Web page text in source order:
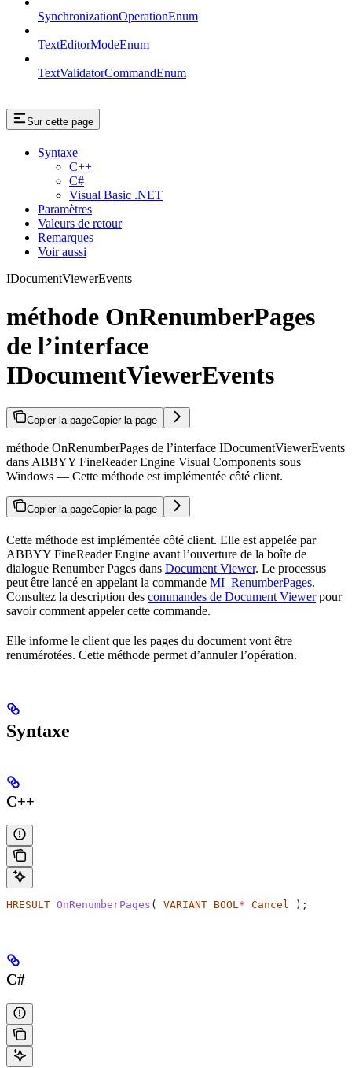
SynchronizationOperationEnum
TextEditorModeEnum
TextValidatorCommandEnum
Sur cette page
Syntaxe
C++
C#
Visual Basic .NET
Paramètres
Valeurs de retour
Remarques
Voir aussi
IDocumentViewerEvents
méthode OnRenumberPages
de l’interface
IDocumentViewerEvents
Copier la pageCopier la page
méthode OnRenumberPages de l’interface IDocumentViewerEvents
dans ABBYY FineReader Engine Visual Components sous
Windows — Cette méthode est implémentée côté client.
Copier la pageCopier la page
Cette méthode est implémentée côté client. Elle est appelée par
ABBYY FineReader Engine avant l’ouverture de la boîte de
dialogue Renumber Pages dans Document Viewer. Le processus
peut être lancé en appelant la commande MI_RenumberPages.
Consultez la description des commandes de Document Viewerpour
savoir comment appeler cette commande.
Elle informe le client que les pages du document vont être
renumérotées. Cette méthode permet d’annuler l’opération.
Syntaxe
C++
HRESULT OnRenumberPages ( VARIANT_BOOL* Cancel );
C#